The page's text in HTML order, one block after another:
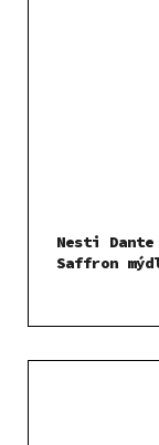
Nesti
Saffron